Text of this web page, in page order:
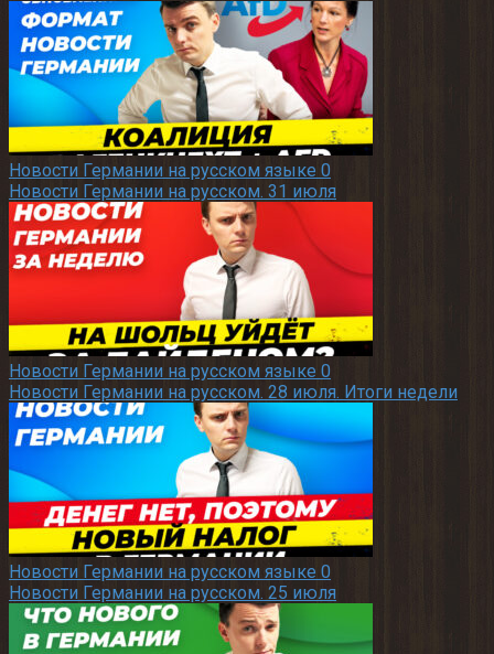
Новости Германии на русском языке 0
Новости Германии на русском. 31 июля
Новости Германии на русском языке 0
Новости Германии на русском. 28 июля. Итоги недели
Новости Германии на русском языке 0
Новости Германии на русском. 25 июля